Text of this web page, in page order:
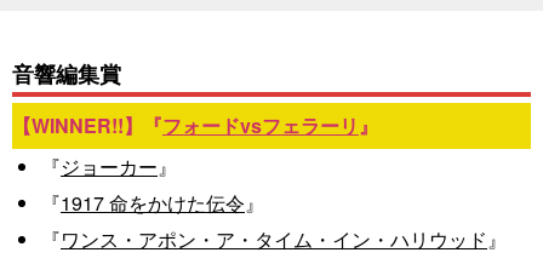
音響編集賞
『フォードvsフェラーリ』
『ジョーカー』
『1917 命をかけた伝令』
『ワンス・アポン・ア・タイム・イン・ハリウッド』